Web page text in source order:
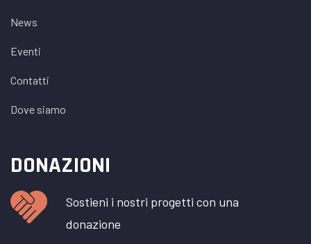
News
Eventi
Contatti
Dove siamo
DONAZIONI
Sostieni i nostri progetti con una
donazione